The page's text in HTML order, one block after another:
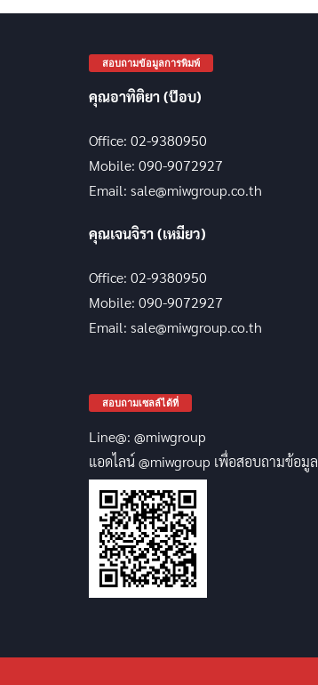
สอบถามข้อมูลการพิมพ์
คุณอาทิติยา (ป๊อบ)
Office: 02-9380950
Mobile: 090-9072927
Email: sale@miwgroup.co.th
คุณเจนจิรา (เหมียว)
Office: 02-9380950
Mobile: 090-9072927
Email: sale@miwgroup.co.th
สอบถามเซลล์ได้ที่
Line@: @miwgroup
แอดไลน์ @miwgroup เพื่อสอบถามข้อมูล